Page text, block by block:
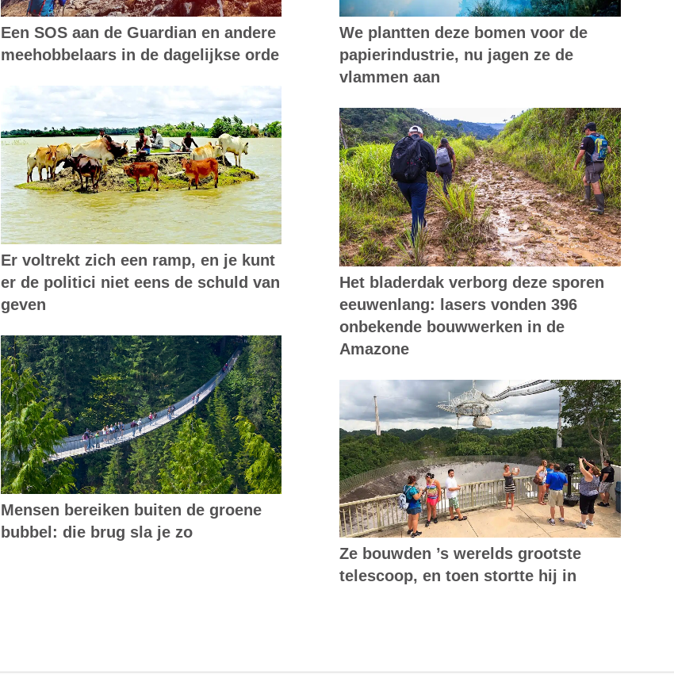
Een SOS aan de Guardian en andere
meehobbelaars in de dagelijkse orde
Er voltrekt zich een ramp, en je kunt
er de politici niet eens de schuld van
geven
Mensen bereiken buiten de groene
bubbel: die brug sla je zo
We plantten deze bomen voor de
papierindustrie, nu jagen ze de
vlammen aan
Het bladerdak verborg deze sporen
eeuwenlang: lasers vonden 396
onbekende bouwwerken in de
Amazone
Ze bouwden ’s werelds grootste
telescoop, en toen stortte hij in